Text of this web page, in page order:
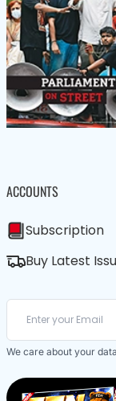
ACCOUNTS
Subscription
Buy Latest
We care about your